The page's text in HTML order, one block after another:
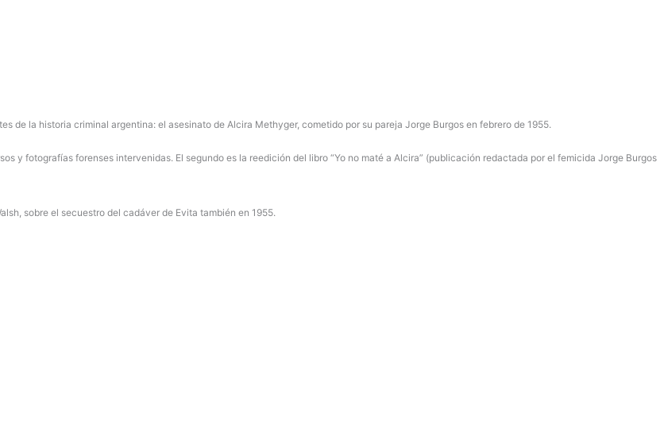
de la historia criminal argentina: el asesinato de Alcira Methyger, cometido por su pareja Jorge Burgos en febrero de 1955.
y fotografías forenses intervenidas. El segundo es la reedición del libro “Yo no maté a Alcira” (publicación redactada por el femicida Jorge Burgos
sobre el secuestro del cadáver de Evita también en 1955.